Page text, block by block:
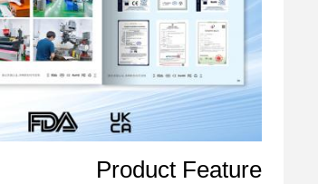
Product Feature